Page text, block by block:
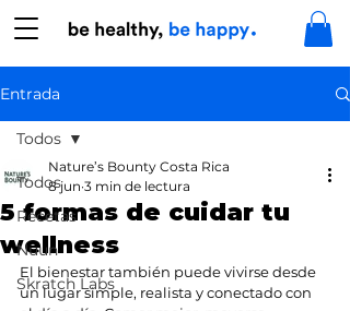
Entrada
Todos
Recetas
Nuun
Skratch Labs
Todos
5 formas de cuidar tu
wellness
Nature’s Bounty Costa Rica
8 jun 3 min de lectura
El bienestar también puede vivirse desde
un lugar simple, realista y conectado con